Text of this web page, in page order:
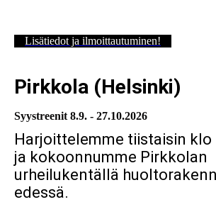
Lisätiedot ja ilmoittautuminen!
Pirkkola (Helsinki)
Syystreenit 8.9. - 27.10.2026
Harjoittelemme tiistaisin klo
ja kokoonnumme Pirkkolan
urheilukentällä
edessä.